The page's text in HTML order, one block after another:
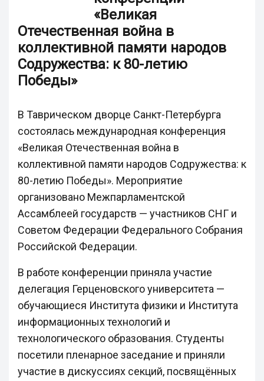
«Великая
Отечественная война в
коллективной памяти народов
Содружества: к 80-летию
Победы»
В Таврическом дворце Санкт-Петербурга
состоялась международная конференция
«Великая Отечественная война в
коллективной памяти народов Содружества: к
80-летию Победы». Мероприятие
организовано Межпарламентской
Ассамблеей государств — участников СНГ и
Советом Федерации Федерального Собрания
Российской Федерации.
В работе конференции приняла участие
делегация Герценовского университета —
обучающиеся Института физики и Института
информационных технологий и
технологического образования. Студенты
посетили пленарное заседание и приняли
участие в дискуссиях секций, посвящённых